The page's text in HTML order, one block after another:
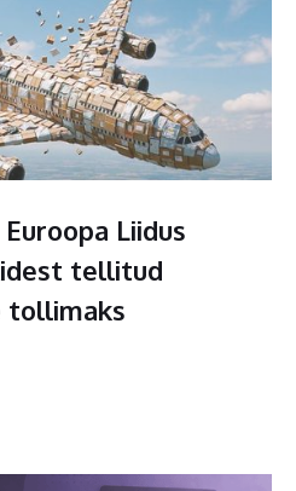
Liidus
tellitud
tollimaks